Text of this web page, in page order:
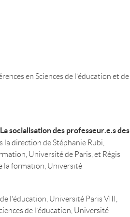
en Sciences de l’éducation et de
socialisation des professeur.e.s des
la direction de Stéphanie Rubi,
Université de Paris, et Régis
la formation, Université
l’éducation, Université Paris VIII,
de l’éducation, Université